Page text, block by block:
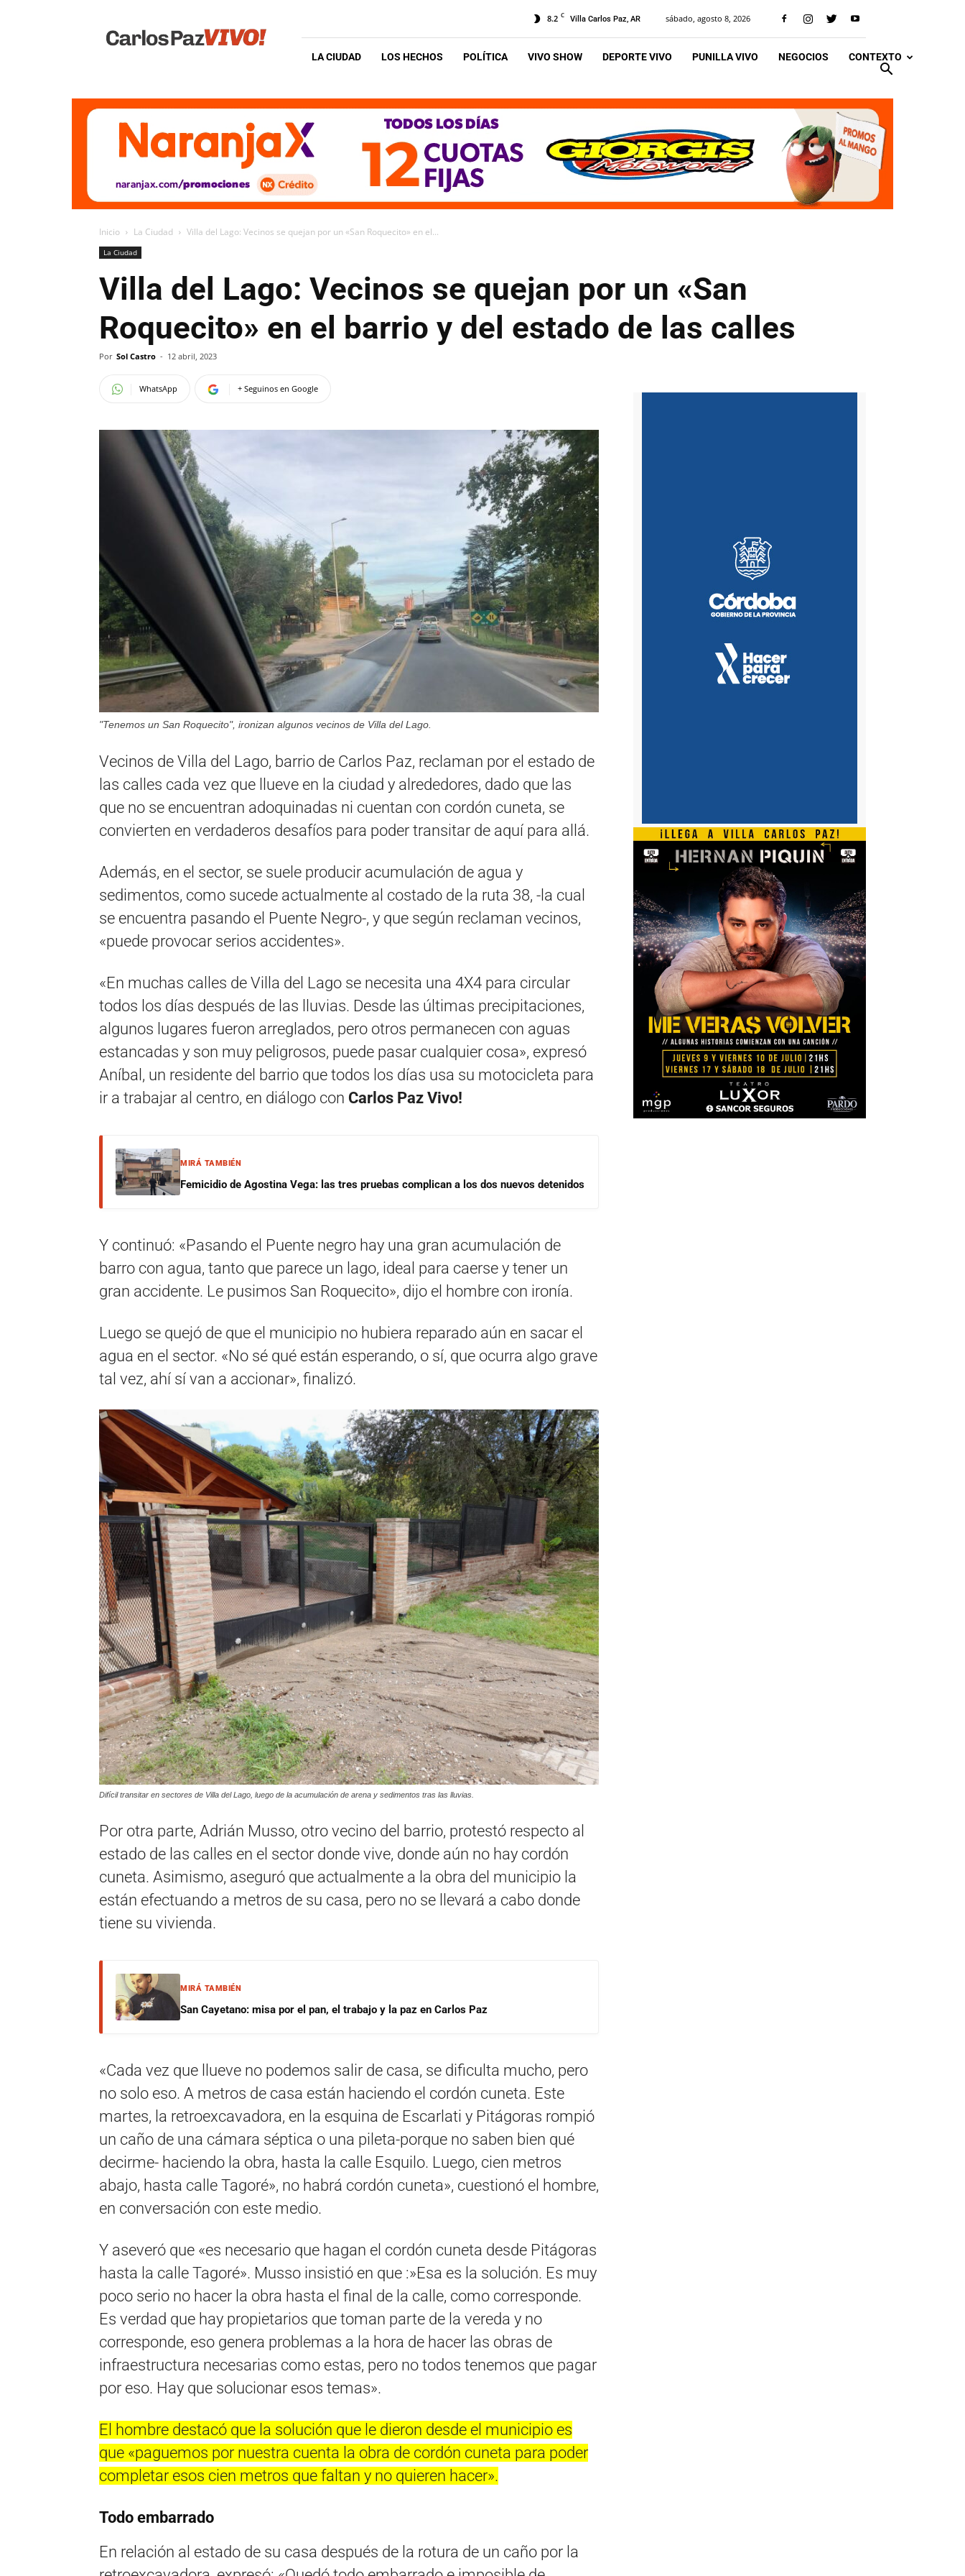
Vivo
8.2 C Villa Carlos Paz, AR sábado, agosto 8, 2026
LA CIUDAD LOS HECHOS POLÍTICA VIVO SHOW DEPORTE VIVO PUNILLA VIVO NEGOCIOS CONTEXTO
Inicio La Ciudad Villa del Lago: Vecinos se quejan por un «San Roquecito» en el...
La Ciudad
Villa del Lago: Vecinos se quejan por un «San
Roquecito» en el barrio y del estado de las calles
Por Sol Castro - 12 abril, 2023
WhatsApp + Seguinos en Google
"Tenemos un San Roquecito", ironizan algunos vecinos de Villa del Lago.
Vecinos de Villa del Lago, barrio de Carlos Paz, reclaman por el estado de
las calles cada vez que llueve en la ciudad y alrededores, dado que las
que no se encuentran adoquinadas ni cuentan con cordón cuneta, se
convierten en verdaderos desafíos para poder transitar de aquí para allá.
Además, en el sector, se suele producir acumulación de agua y
sedimentos, como sucede actualmente al costado de la ruta 38, -la cual
se encuentra pasando el Puente Negro-, y que según reclaman vecinos,
«puede provocar serios accidentes».
«En muchas calles de Villa del Lago se necesita una 4X4 para circular
todos los días después de las lluvias. Desde las últimas precipitaciones,
algunos lugares fueron arreglados, pero otros permanecen con aguas
estancadas y son muy peligrosos, puede pasar cualquier cosa», expresó
Aníbal, un residente del barrio que todos los días usa su motocicleta para
ir a trabajar al centro, en diálogo con Carlos Paz Vivo!
MIRÁ TAMBIÉN
Femicidio de Agostina Vega: las tres pruebas complican a los dos nuevos detenidos
Y continuó: «Pasando el Puente negro hay una gran acumulación de
barro con agua, tanto que parece un lago, ideal para caerse y tener un
gran accidente. Le pusimos San Roquecito», dijo el hombre con ironía.
Luego se quejó de que el municipio no hubiera reparado aún en sacar el
agua en el sector. «No sé qué están esperando, o sí, que ocurra algo grave
tal vez, ahí sí van a accionar», finalizó.
Difícil transitar en sectores de Villa del Lago, luego de la acumulación de arena y sedimentos tras las lluvias.
Por otra parte, Adrián Musso, otro vecino del barrio, protestó respecto al
estado de las calles en el sector donde vive, donde aún no hay cordón
cuneta. Asimismo, aseguró que actualmente a la obra del municipio la
están efectuando a metros de su casa, pero no se llevará a cabo donde
tiene su vivienda.
MIRÁ TAMBIÉN
San Cayetano: misa por el pan, el trabajo y la paz en Carlos Paz
«Cada vez que llueve no podemos salir de casa, se dificulta mucho, pero
no solo eso. A metros de casa están haciendo el cordón cuneta. Este
martes, la retroexcavadora, en la esquina de Escarlati y Pitágoras rompió
un caño de una cámara séptica o una pileta-porque no saben bien qué
decirme- haciendo la obra, hasta la calle Esquilo. Luego, cien metros
abajo, hasta calle Tagoré», no habrá cordón cuneta», cuestionó el hombre,
en conversación con este medio.
Y aseveró que «es necesario que hagan el cordón cuneta desde Pitágoras
hasta la calle Tagoré». Musso insistió en que :»Esa es la solución. Es muy
poco serio no hacer la obra hasta el final de la calle, como corresponde.
Es verdad que hay propietarios que toman parte de la vereda y no
corresponde, eso genera problemas a la hora de hacer las obras de
infraestructura necesarias como estas, pero no todos tenemos que pagar
por eso. Hay que solucionar esos temas».
El hombre destacó que la solución que le dieron desde el municipio es
que «paguemos por nuestra cuenta la obra de cordón cuneta para poder
completar esos cien metros que faltan y no quieren hacer».
Todo embarrado
En relación al estado de su casa después de la rotura de un caño por la